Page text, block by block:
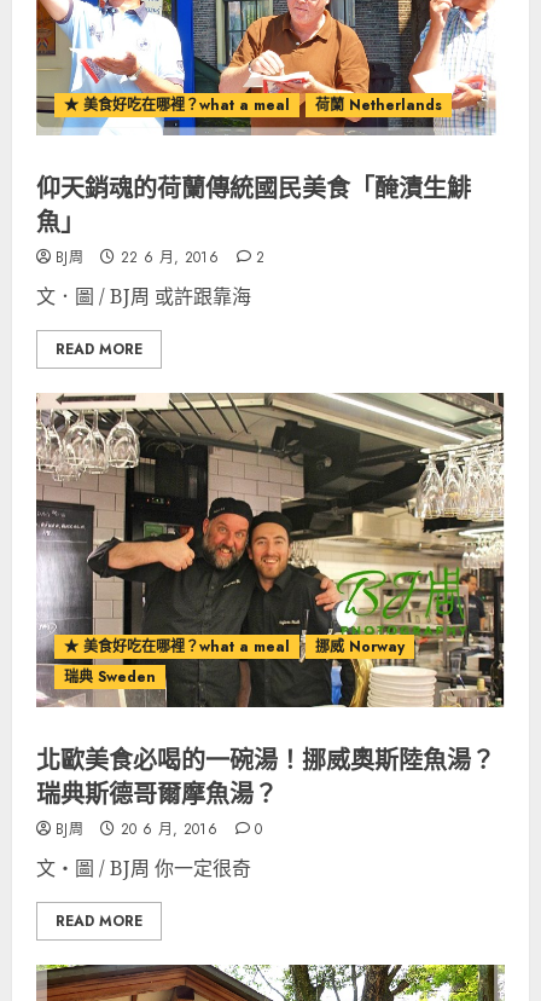
★ 美食好吃在哪裡？what a meal 荷蘭 Netherlands
仰天銷魂的荷蘭傳統國民美食「醃漬生鯡
魚」
BJ周 22 6 月, 2016 2
文．圖 / BJ周 或許跟靠海
READ MORE
★ 美食好吃在哪裡？what a meal
挪威 Norway
瑞典 Sweden
北歐美食必喝的一碗湯！挪威奧斯陸魚湯？
瑞典斯德哥爾摩魚湯？
BJ周 20 6 月, 2016 0
文‧圖 / BJ周 你一定很奇
READ MORE